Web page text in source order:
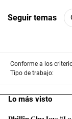
Seguir temas
Conforme a los
Tipo de trabajo:
Lo más visto